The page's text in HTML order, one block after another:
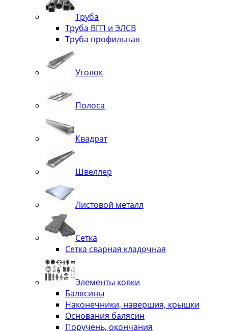
Труба
Труба ВГП и ЭЛСВ
Труба профильная
Уголок
Полоса
Квадрат
Швеллер
Листовой металл
Сетка
Сетка сварная кладочная
Элементы ковки
Балясины
Наконечники, навершия, крышки
Основания балясин
Поручень, окончания